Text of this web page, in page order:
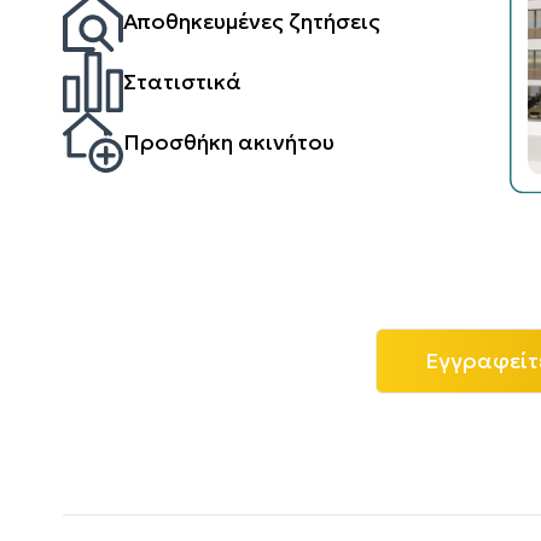
Αποθηκευμένες ζητήσεις
Στατιστικά
Προσθήκη ακινήτου